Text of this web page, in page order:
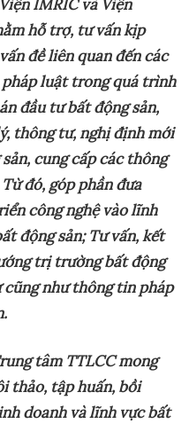
IMRIC và Viện
hỗ trợ, tư vấn kịp
đề liên quan đến các
luật trong quá trình
đầu tư bất động sản,
thông tư, nghị định mới
cung cấp các thông
đó, góp phần đưa
công nghệ vào lĩnh
động sản; Tư vấn, kết
trị trường bất động
như thông tin pháp
tâm TTLCC mong
thảo, tập huấn, bồi
doanh và lĩnh vực bất